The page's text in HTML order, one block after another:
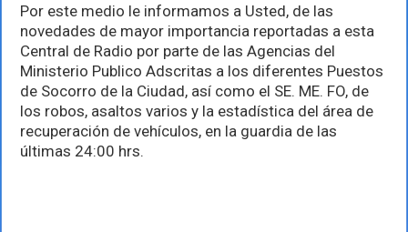
Por este medio le informamos a Usted, de las
novedades de mayor importancia reportadas a esta
Central de Radio por parte de las Agencias del
Ministerio Publico Adscritas a los diferentes Puestos
de Socorro de la Ciudad, así como el SE. ME. FO, de
los robos, asaltos varios y la estadística del área de
recuperación de vehículos, en la guardia de las
últimas 24:00 hrs.